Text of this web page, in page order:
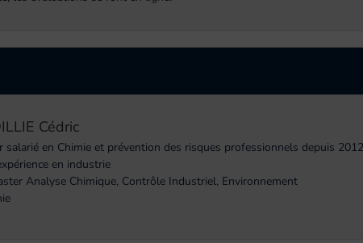
Cédric
salarié en Chimie et prévention des risques professionnels depuis 2012
en industrie
Analyse Chimique, Contrôle Industriel, Environnement